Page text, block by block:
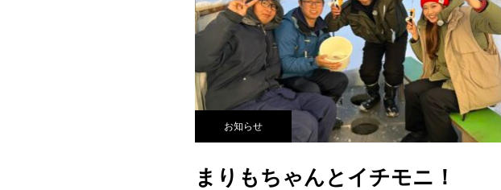
お知らせ
まりもちゃんとイチモニ！